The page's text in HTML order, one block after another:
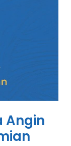
Angin